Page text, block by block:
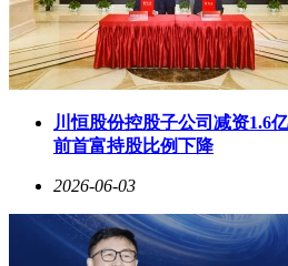
川恒股份控股子公司减资1.6
前首富持股比例下降
2026-06-03